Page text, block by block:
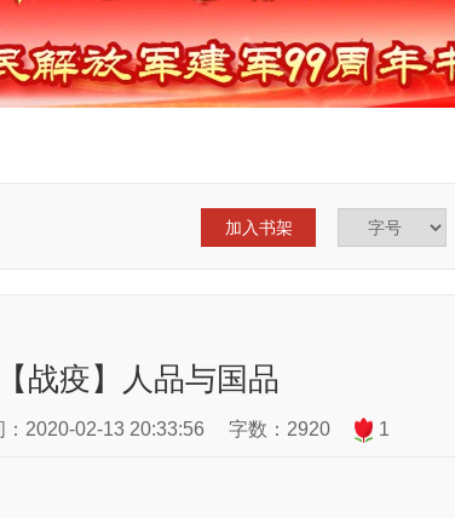
加入书架
【战疫】人品与国品
：2020-02-13 20:33:56 字数：2920 1